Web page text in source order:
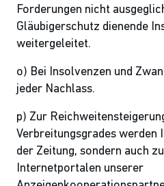
Forderungen nicht
Gläubigerschutz dienende
weitergeleitet.
o) Bei Insolvenzen und
jeder Nachlass.
p) Zur
Verbreitungsgrades werden
der Zeitung, sondern auch
Internetportalen unserer